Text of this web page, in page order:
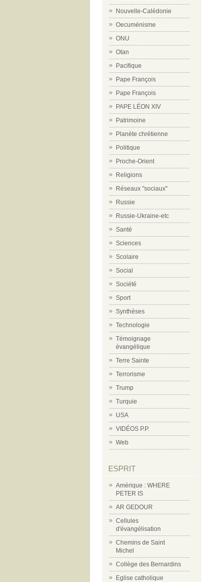
Nouvelle-Calédonie
Oecuménisme
ONU
Otan
Pacifique
Pape François
Pape François
PAPE LÉON XIV
Patrimoine
Planète chrétienne
Politique
Proche-Orient
Religions
Réseaux "sociaux"
Russie
Russie-Ukraine-etc
Santé
Sciences
Scolaire
Social
Société
Sport
Synthèses
Technologie
Témoignage
évangélique
Terre Sainte
Terrorisme
Trump
Turquie
USA
VIDÉOS P.P.
Web
ESPRIT
Amérique : WHERE
PETER IS
AR GEDOUR
Cellules
d'évangélisation
Chemins de Saint
Michel
Collège des Bernardins
Eglise catholique